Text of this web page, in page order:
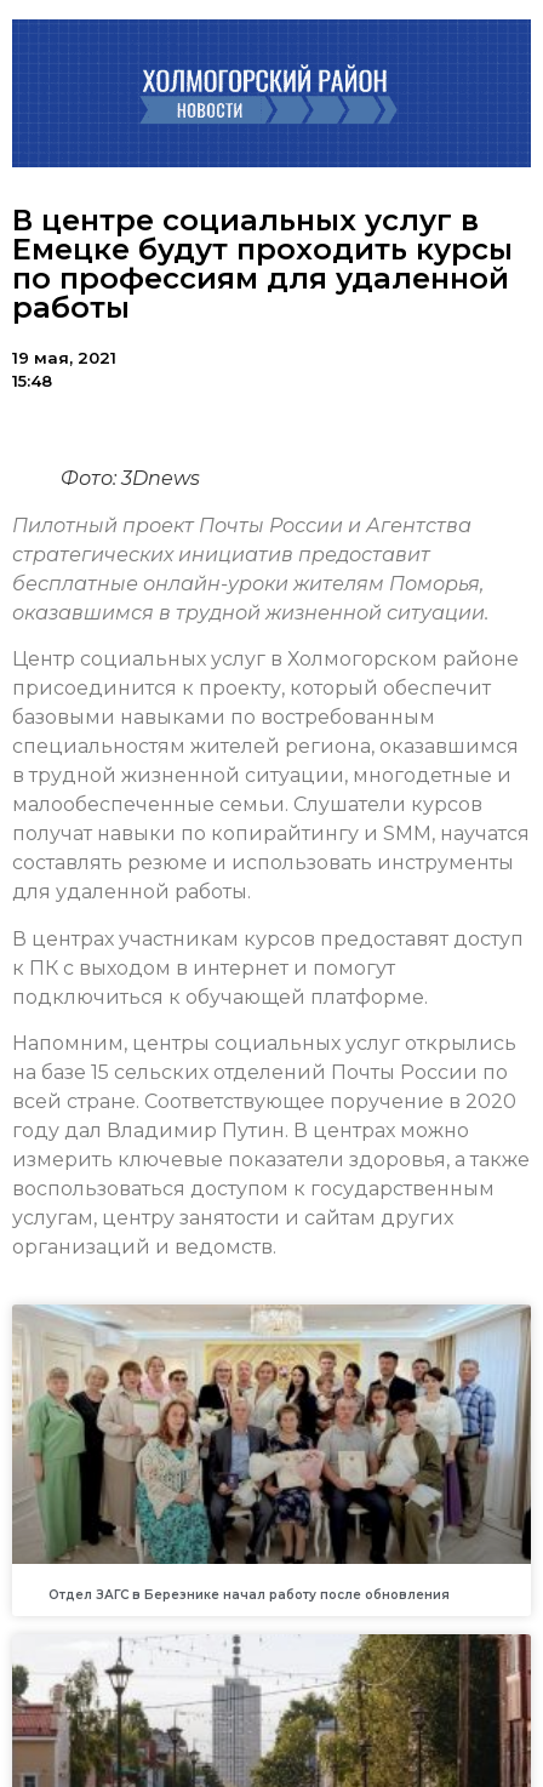
В центре социальных услуг в
Емецке будут проходить курсы
по профессиям для удаленной
работы
19 мая, 2021
15:48
Фото: 3Dnews
Пилотный проект Почты России и Агентства
стратегических инициатив предоставит
бесплатные онлайн-уроки жителям Поморья,
оказавшимся в трудной жизненной ситуации.
Центр социальных услуг в Холмогорском районе
присоединится к проекту, который обеспечит
базовыми навыками по востребованным
специальностям жителей региона, оказавшимся
в трудной жизненной ситуации, многодетные и
малообеспеченные семьи. Слушатели курсов
получат навыки по копирайтингу и SMM, научатся
составлять резюме и использовать инструменты
для удаленной работы.
В центрах участникам курсов предоставят доступ
к ПК с выходом в интернет и помогут
подключиться к обучающей платформе.
Напомним, центры социальных услуг открылись
на базе 15 сельских отделений Почты России по
всей стране. Соответствующее поручение в 2020
году дал Владимир Путин. В центрах можно
измерить ключевые показатели здоровья, а также
воспользоваться доступом к государственным
услугам, центру занятости и сайтам других
организаций и ведомств.
Отдел ЗАГС в Березнике начал работу после обновления